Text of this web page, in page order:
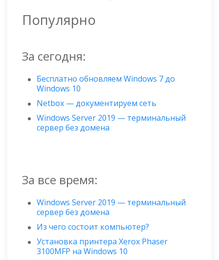
Популярно
За сегодня:
Бесплатно обновляем Windows 7 до
Windows 10
Netbox — документируем сеть
Windows Server 2019 — терминальный
сервер без домена
За все время:
Windows Server 2019 — терминальный
сервер без домена
Из чего состоит компьютер?
Установка принтера Xerox Phaser
3100MFP на Windows 10